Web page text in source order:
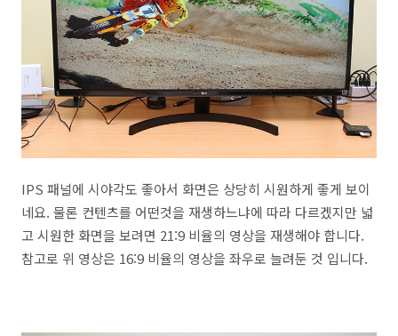
IPS 패널에 시야각도 좋아서 화면은 상당히 시원하게 좋게 보이
네요. 물론 컨텐츠를 어떤것을 재생하느냐에 따라 다르겠지만 넓
고 시원한 화면을 보려면 21:9 비율의 영상을 재생해야 합니다.
참고로 위 영상은 16:9 비율의 영상을 좌우로 늘려둔 것 입니다.